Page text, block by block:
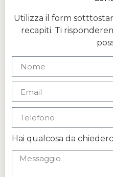
Utilizza il form
recapiti. Ti
Hai qualcosa da